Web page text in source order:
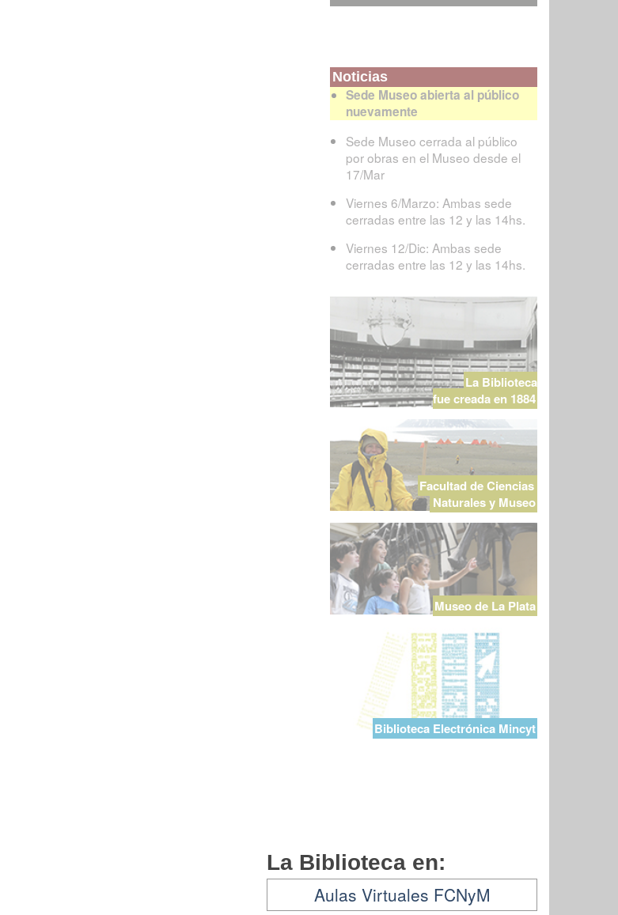
Noticias
Sede Museo abierta al público
nuevamente
Sede Museo cerrada al público
por obras en el Museo desde el
17/Mar
Viernes 6/Marzo: Ambas sede
cerradas entre las 12 y las 14hs.
Viernes 12/Dic: Ambas sede
cerradas entre las 12 y las 14hs.
La Biblioteca
fue creada en 1884
Facultad de Ciencias
Naturales y Museo
Museo de La Plata
Biblioteca Electrónica Mincyt
La Biblioteca en:
Aulas Virtuales FCNyM